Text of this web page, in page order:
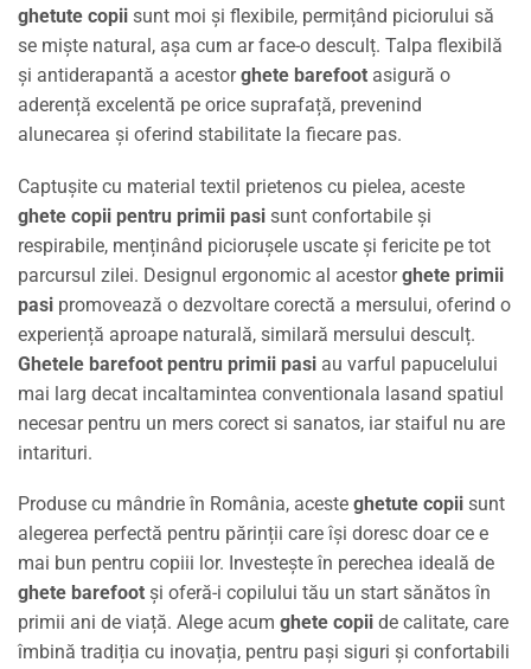
ghetute copii sunt moi și flexibile, permițând piciorului să
se miște natural, așa cum ar face-o desculț. Talpa flexibilă
și antiderapantă a acestorghete barefoot asigură o
aderență excelentă pe orice suprafață, prevenind
alunecarea și oferind stabilitate la fiecare pas.
Captușite cu material textil prietenos cu pielea, aceste
ghete copii pentru primii pasi sunt confortabile și
respirabile, menținând piciorușele uscate și fericite pe tot
parcursul zilei. Designul ergonomic al acestorghete primii
pasi promovează o dezvoltare corectă a mersului, oferind o
experiență aproape naturală, similară mersului desculț.
Ghetele barefoot pentru primii pasi au varful papucelului
mai larg decat incaltamintea conventionala lasand spatiul
necesar pentru un mers corect si sanatos, iar staiful nu are
intarituri.
Produse cu mândrie în România, aceste ghetute copii sunt
alegerea perfectă pentru părinții care își doresc doar ce e
mai bun pentru copiii lor. Investește în perechea ideală de
ghete barefoot și oferă-i copilului tău un start sănătos în
primii ani de viață. Alege acum ghete copii de calitate, care
îmbină tradiția cu inovația, pentru pași siguri și confortabili